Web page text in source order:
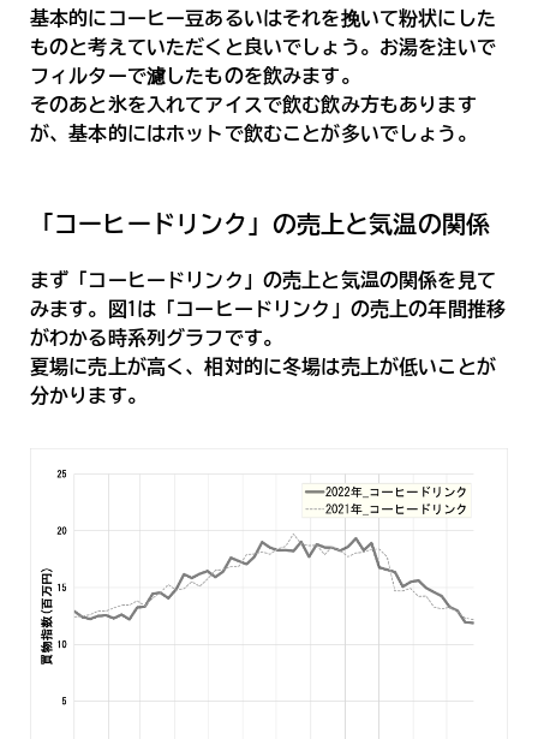
基本的にコーヒー豆あるいはそれを挽いて粉状にした
ものと考えていただくと良いでしょう。お湯を注いで
フィルターで濾したものを飲みます。
そのあと氷を入れてアイスで飲む飲み方もあります
が、基本的にはホットで飲むことが多いでしょう。
「コーヒードリンク」の売上と気温の関係
まず「コーヒードリンク」の売上と気温の関係を見て
みます。図1は「コーヒードリンク」の売上の年間推移
がわかる時系列グラフです。
夏場に売上が高く、相対的に冬場は売上が低いことが
分かります。